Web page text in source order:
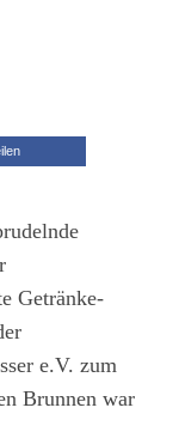
Getränke-
e.V. zum
Brunnen war